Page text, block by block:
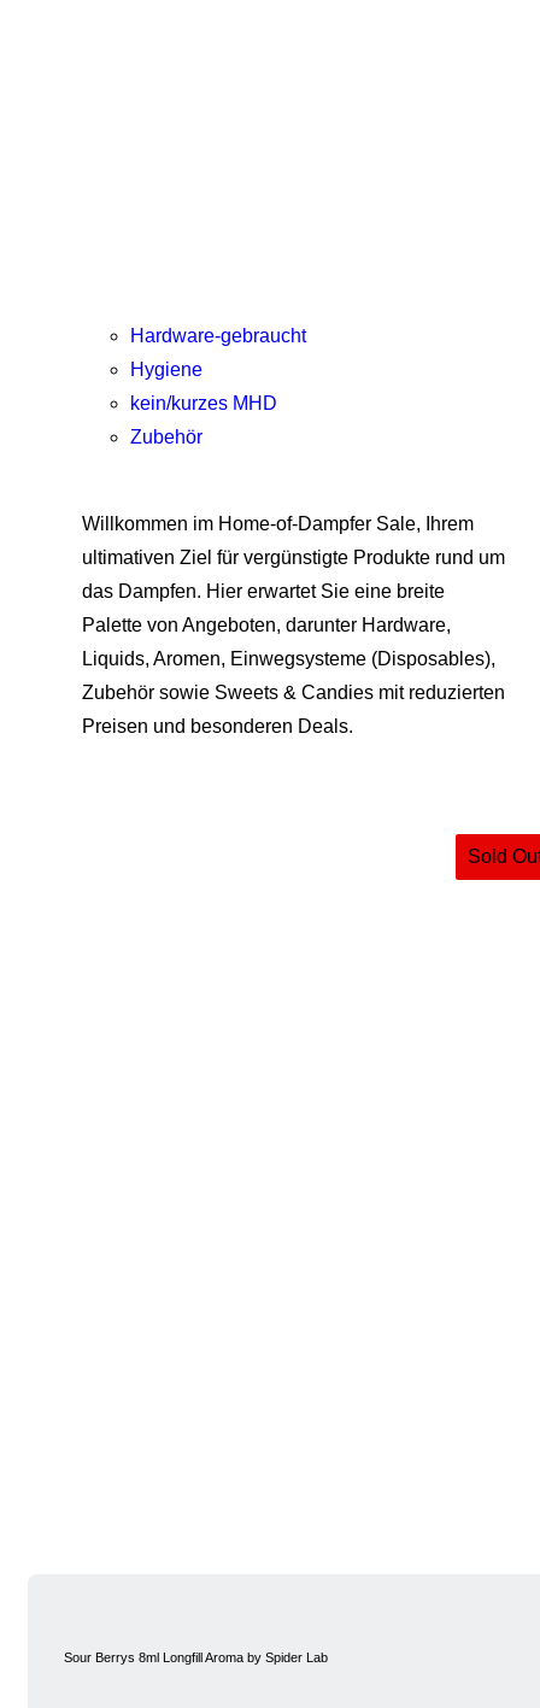
Hardware-gebraucht
Hygiene
kein/kurzes MHD
Zubehör
Willkommen im Home-of-Dampfer Sale, Ihrem
ultimativen Ziel für vergünstigte Produkte rund um
das Dampfen. Hier erwartet Sie eine breite
Palette von Angeboten, darunter Hardware,
Liquids, Aromen, Einwegsysteme (Disposables),
Zubehör sowie Sweets & Candies mit reduzierten
Preisen und besonderen Deals.
Sold
Sour Berrys 8ml Longfill Aroma by Spider Lab